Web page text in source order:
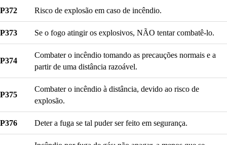
P372 Risco de explosão em caso de incêndio.
P373 Se o fogo atingir os explosivos, NÃO tentar combatê-lo.
P374
Combater o incêndio tomando as precauções normais e a
partir de uma distância razoável.
P375
Combater o incêndio à distância, devido ao risco de
explosão.
P376 Deter a fuga se tal puder ser feito em segurança.